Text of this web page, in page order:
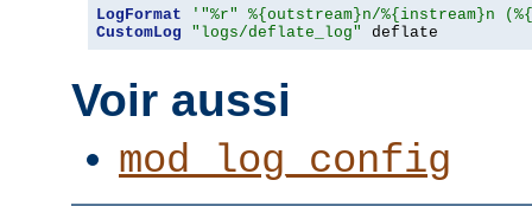
LogFormat
'"%r" %{outstream}n/%{instream}n
CustomLog
"logs/deflate_log" deflate
Voir aussi
mod_log_config